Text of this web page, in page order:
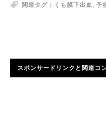
関連タグ： くも膜下出血, 予
スポンサードリンクと関連コ